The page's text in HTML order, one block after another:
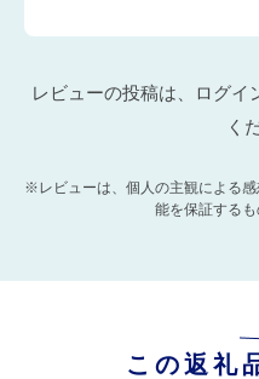
レビューの投稿は、ログイ
く
※レビューは、個人の主観による
能を保証するも
この返礼